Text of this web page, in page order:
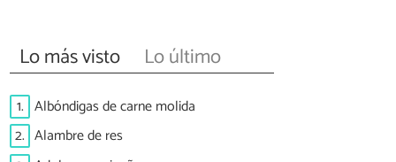
Lo más visto Lo último
1. Albóndigas de carne molida
2. Alambre de res